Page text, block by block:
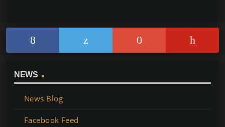
NEWS
News Blog
Facebook Feed